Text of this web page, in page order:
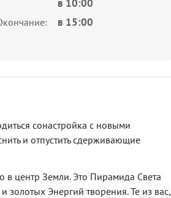
в 10:00
в 15:00
сонастройка с новыми
и отпустить сдерживающие
в центр Земли. Это Пирамида Света
золотых Энергий творения. Те из вас,